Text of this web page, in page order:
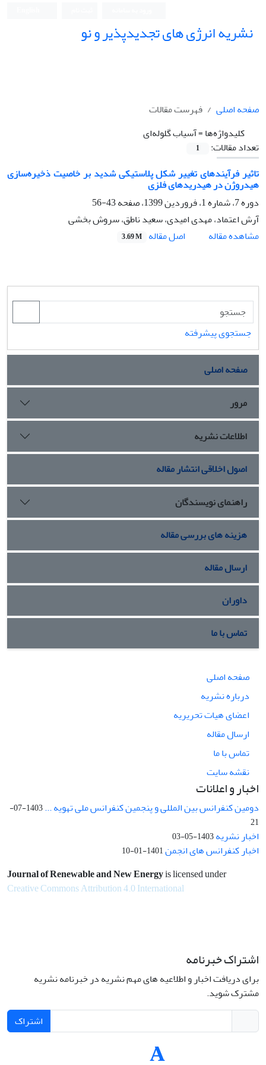
نشریه انرژی های تجدیدپذیر و نو
صفحه اصلی
فهرست مقالات
کلیدواژه‌ها =آسیاب گلوله‌ای
تعداد مقالات:
1
تاثیر فرآیندهای تغییر شکل پلاستیکی شدید بر خاصیت ذخیره‌سازی
هیدروژن در هیدریدهای فلزی
دوره 7، شماره 1، فروردین 1399، صفحه
43-56
آرش اعتماد، مهدی امیدی، سعید ناطق، سروش بخشی
مشاهده مقاله
اصل مقاله 3.69 M
جستجوی پیشرفته
صفحه اصلی
مرور
اطلاعات نشریه
اصول اخلاقی انتشار مقاله
راهنمای نویسندگان
هزینه های بررسی مقاله
ارسال مقاله
داوران
تماس با ما
صفحه اصلی
درباره نشریه
اعضای هیات تحریریه
ارسال مقاله
تماس با ما
نقشه سایت
اخبار و اعلانات
دومین کنفرانس بین المللی و پنجمین کنفرانس ملی تهویه ...
1403-07-
21
اخبار نشریه1403-05-03
اخبار کنفرانس های انجمن1401-01-10
Journal of Renewable and New Energyis licensed under
Creative Commons Attribution 4.0 International
اشتراک خبرنامه
برای دریافت اخبار و اطلاعیه های مهم نشریه در خبرنامه نشریه
مشترک شوید.
اشتراک